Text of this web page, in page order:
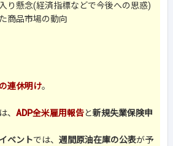
り懸念(経済指標などで今後への思惑)
商品市場の動向
連休明け。
は、 ADP全米雇用報告と新規失業保険申
ベントでは、 週間原油在庫の公表が予